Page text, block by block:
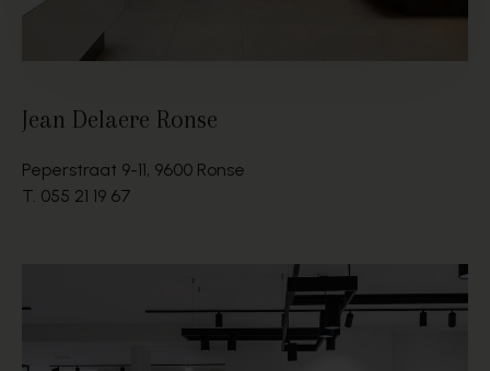
Jean Delaere Ronse
Peperstraat 9-11, 9600 Ronse
T. 055 21 19 67